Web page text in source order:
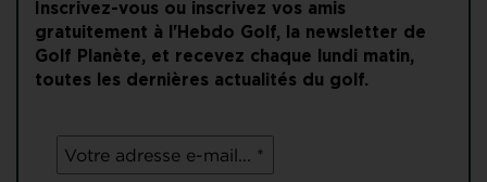
Inscrivez-vous ou inscrivez vos amis
gratuitement à l'Hebdo Golf, la newsletter de
Golf Planète, et recevez chaque lundi matin,
toutes les dernières actualités du golf.